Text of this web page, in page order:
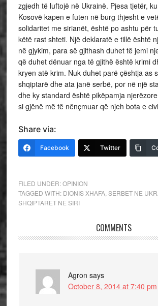
zgjedh të luftojë në Ukrainë. Pjesa tjetër,
Kosovë kapen e futen në burg thjesht e
solidaritet me sirianët, është po ashtu për
këtë rast shteti. Një deklaratë e tillë është
në gjykim, para së gjithash duhet të jemi
që duhet dënuar nga të gjithë është krimi
kryen atë krim. Nuk duhet parë çështja as
shqiptarë dhe ata janë serbë, por në një
dhe ky standard është pikëpamja
si gjënë më të nënçmuar që njeh bota e
Share via:
Facebook Twitter
FILED UNDER:OPINION
TAGGED WITH: DIONIS XHAFA, SERBET NE
SHQIPTARET NE SIRI
COMMENTS
Agron says
October 8, 2014 at 7:40 pm